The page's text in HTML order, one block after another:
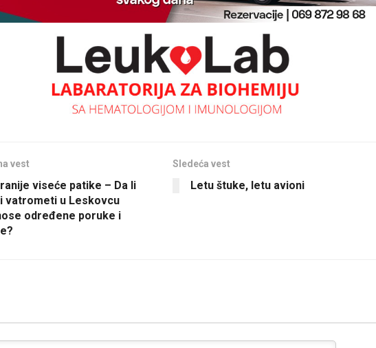
vest
ranije viseće patike – Da li
vatrometi u Leskovcu
određene poruke i
Sledeća vest
Letu štuke, letu avioni